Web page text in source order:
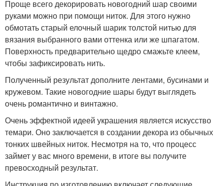
Проще всего декорировать новогодний шар своими
руками можно при помощи ниток. Для этого нужно
обмотать старый елочный шарик толстой нитью для
вязания выбранного вами оттенка или же шпагатом.
Поверхность предварительно щедро смажьте клеем,
чтобы зафиксировать нить.
Полученный результат дополните лентами, бусинами и
кружевом. Такие новогодние шары будут выглядеть
очень романтично и винтажно.
Очень эффектной идеей украшения является искусство
темари. Оно заключается в создании декора из обычных
тонких швейных ниток. Несмотря на то, что процесс
займет у вас много времени, в итоге вы получите
превосходный результат.